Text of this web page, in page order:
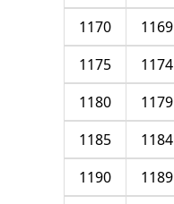
1169
1170
1174
1175
1179
1180
1184
1185
1189
1190